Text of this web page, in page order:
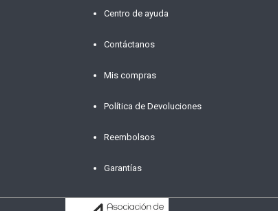
Centro de ayuda
Contáctanos
Mis compras
Política de Devoluciones
Reembolsos
Garantías